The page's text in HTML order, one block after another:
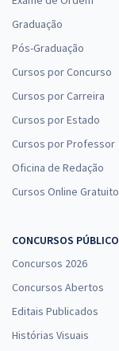
UFRGS -
Específicos para o
Graduação
Pós-Graduação
Cursos por Concurso
Cursos por Carreira
Cursos por Estado
Cursos por Professor
Oficina de Redação
Cursos Online
CONCURSOS
Concursos 2026
Concursos Abertos
Editais Publicados
Histórias Visuais